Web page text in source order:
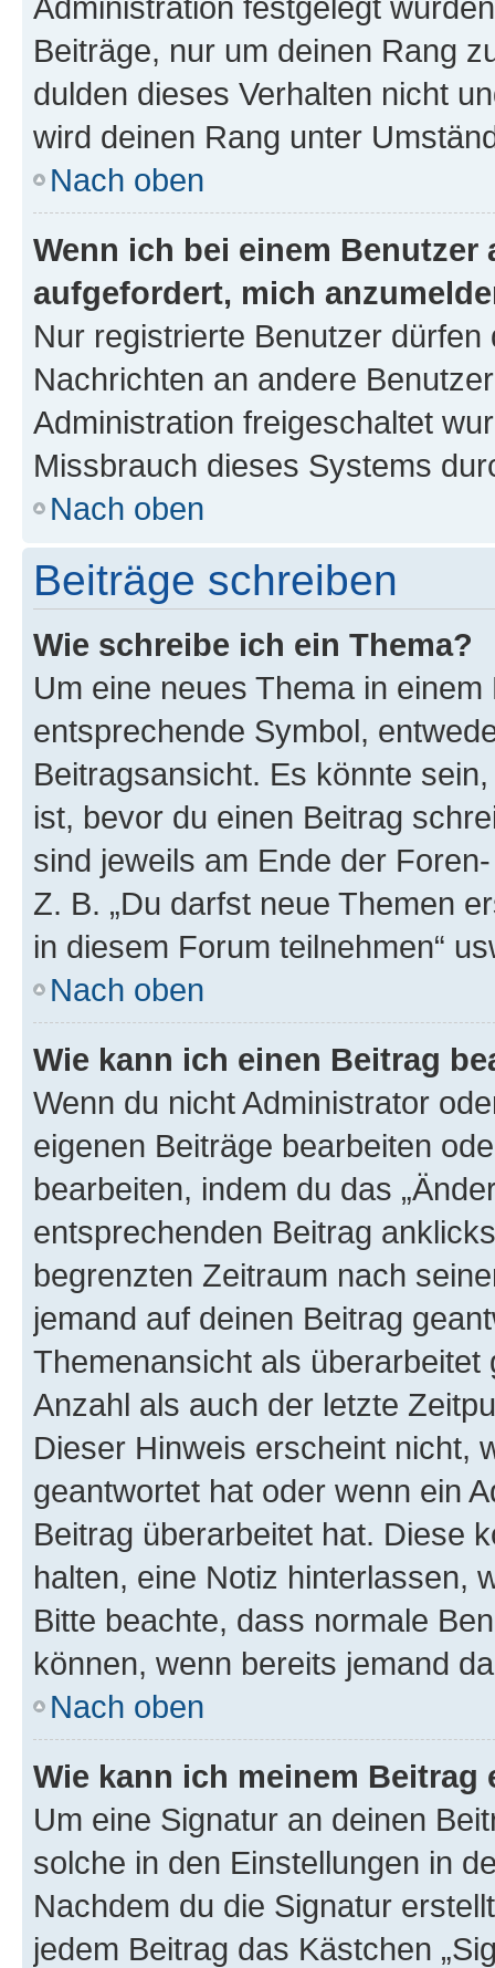
Beiträge, nur um deinen Rang
dulden dieses Verhalten nicht
wird deinen Rang unter
Nach oben
Wenn ich bei einem
aufgefordert, mich
Nur registrierte Benutzer
Nachrichten an andere
Administration freigeschaltet
Missbrauch dieses Systems
Nach oben
Beiträge schreiben
Wie schreibe ich ein Thema?
Um eine neues Thema in
entsprechende Symbol,
Beitragsansicht. Es könnte
ist, bevor du einen Beitrag
sind jeweils am Ende der
Z. B. „Du darfst neue Themen
in diesem Forum teilnehmen“
Nach oben
Wie kann ich einen Beitrag
Wenn du nicht Administrator
eigenen Beiträge bearbeiten
bearbeiten, indem du das
entsprechenden Beitrag
begrenzten Zeitraum nach
jemand auf deinen Beitrag
Themenansicht als
Anzahl als auch der letzte
Dieser Hinweis erscheint nicht,
geantwortet hat oder wenn ein
Beitrag überarbeitet hat. Diese
halten, eine Notiz hinterlassen,
Bitte beachte, dass normale
können, wenn bereits jemand
Nach oben
Wie kann ich meinem
Um eine Signatur an deinen
solche in den Einstellungen in
Nachdem du die Signatur
jedem Beitrag das Kästchen